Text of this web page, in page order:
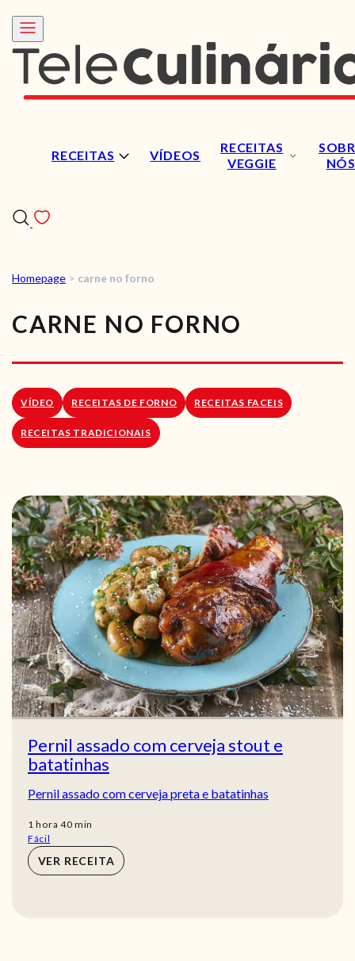
RECEITAS VÍDEOS
RECEITAS
VEGGIE
NÓS
VÍDEOS
RECEITAS VEGGIE
SOBRE NÓS
LOJA ONLINE
Homepage > carne no forno
CARNE NO FORNO
VÍDEO RECEITAS DE FORNO RECEITAS FACEIS
RECEITAS TRADICIONAIS
Pernil assado com cerveja stout e
batatinhas
Pernil assado com cerveja preta e batatinhas
1 hora
hora 40min
min
Fácil
VER RECEITA